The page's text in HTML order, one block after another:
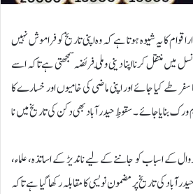
اقوام کا یہ شیوہ ہوتا ہے کہ وہ اپنی تاریخ کو فراموش نہیں
میں منتقل کرنا اپنا دینی و ملّی فریضہ سمجھتی ہے تاکہ اسے
سفر طے کیا جائے اور اپنی ماضی کی خامیوں اور خسارے کا
بنایا جائے ۔سقوطِ حیدرآباد بھی دکن کی تاریخ میں نا
کے اسباب کو جاننے کے لیے ناندیڑ کے اساتذہ، علماء،
کی تاریخ پر مضمون نویسی کا مقابلہ رکھا گیا ہے تاکہ